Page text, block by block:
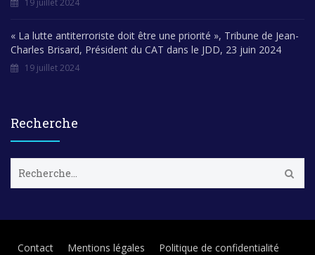
19 juillet 2024
« La lutte antiterroriste doit être une priorité », Tribune de Jean-
Charles Brisard, Président du CAT dans le JDD, 23 juin 2024
19 juillet 2024
Recherche
c
e
Contact Mentions légales Politique de confidentialité